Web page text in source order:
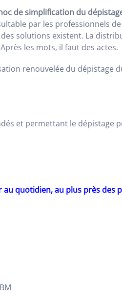
de simplification du
par les professionnels
solutions existent. La
les mots, il faut des actes.
renouvelée du dépistage
et permettant le dépistage
quotidien, au plus près